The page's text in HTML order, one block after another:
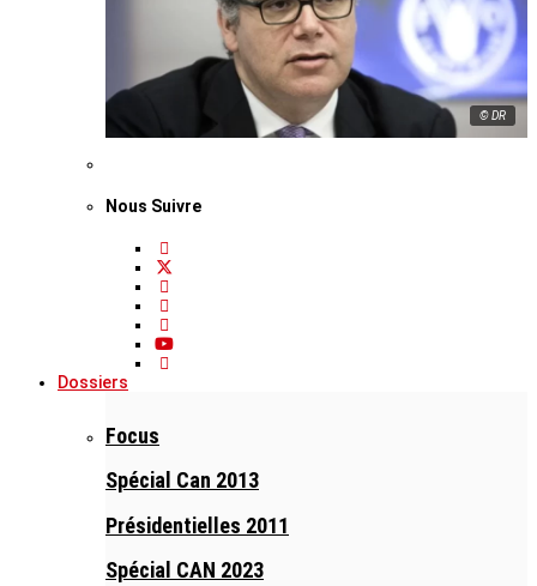
© DR
Nous Suivre
Dossiers
Focus
Spécial Can 2013
Présidentielles 2011
Spécial CAN 2023